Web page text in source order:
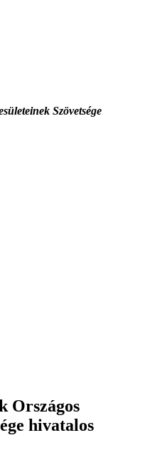
Szövetsége
Országos
hivatalos